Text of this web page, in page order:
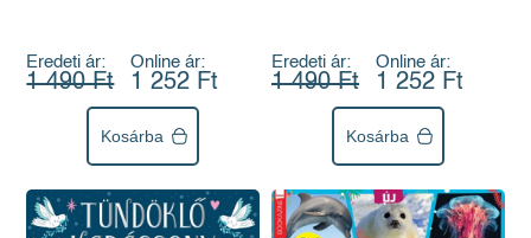
Eredeti ár:
1 490 Ft
Online ár:
1 252 Ft
Kosárba
Eredeti ár:
1 490 Ft
Online ár:
1 252 Ft
Kosárba